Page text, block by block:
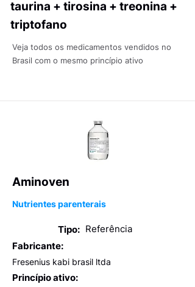
taurina + tirosina + treonina +
triptofano
Veja todos os medicamentos vendidos no
Brasil com o mesmo princípio ativo
Aminoven
Nutrientes parenterais
Tipo: Referência
Fabricante:
Fresenius kabi brasil ltda
Princípio ativo: